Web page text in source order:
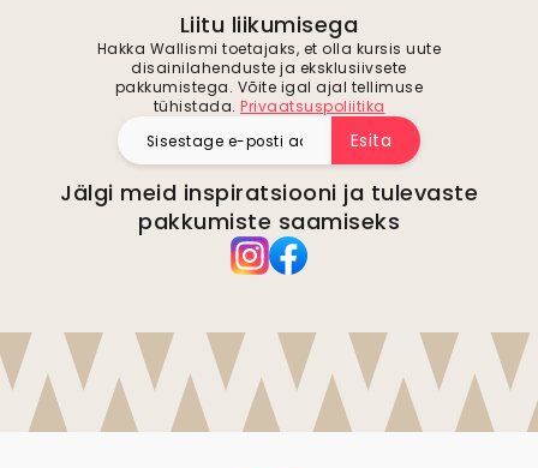
Liitu liikumisega
Hakka Wallismi toetajaks, et olla kursis uute
disainilahenduste ja eksklusiivsete
pakkumistega. Võite igal ajal tellimuse
tühistada. Privaatsuspoliitika
Esita
Jälgi meid inspiratsiooni ja tulevaste
pakkumiste saamiseks